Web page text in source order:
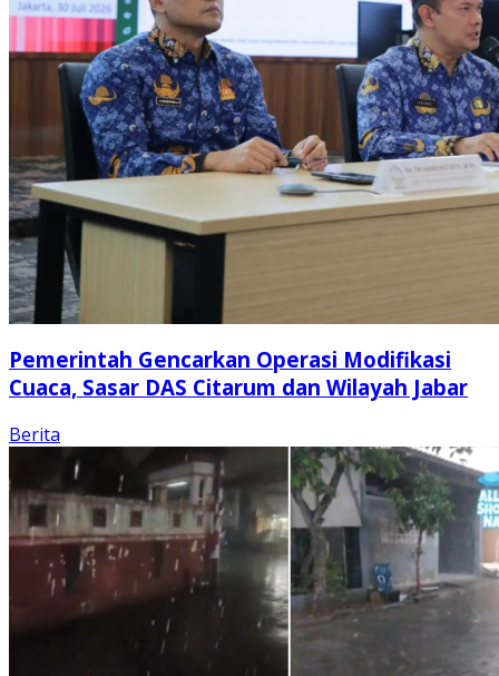
Pemerintah Gencarkan Operasi Modifikasi
Cuaca, Sasar DAS Citarum dan Wilayah Jabar
Berita